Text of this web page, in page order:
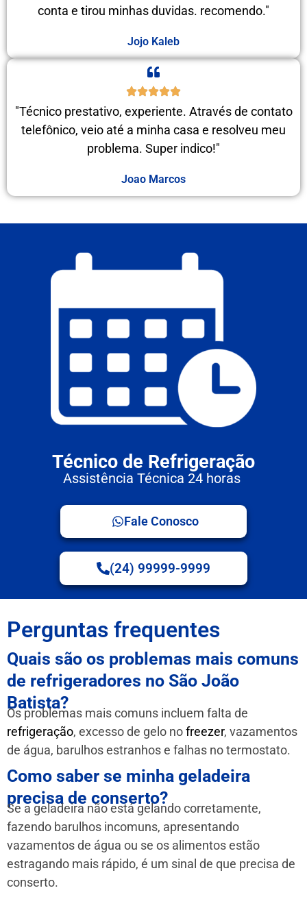
conta e tirou minhas duvidas. recomendo."
Jojo Kaleb
"Técnico prestativo, experiente. Através de contato
telefônico, veio até a minha casa e resolveu meu
problema. Super indico!"
Joao Marcos
Técnico de Refrigeração
Assistência Técnica 24 horas
Fale Conosco
(24) 99999-9999
Perguntas frequentes
Quais são os problemas mais comuns
de refrigeradores no São João
Batista?
Os problemas mais comuns incluem falta de
refrigeração, excesso de gelo nofreezer, vazamentos
de água, barulhos estranhos e falhas no termostato.
Como saber se minha geladeira
precisa de conserto?
Se a geladeira não está gelando corretamente,
fazendo barulhos incomuns, apresentando
vazamentos de água ou se os alimentos estão
estragando mais rápido, é um sinal de que precisa de
conserto.